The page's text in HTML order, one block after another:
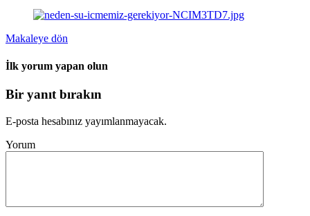
Makaleye dön
İlk yorum yapan olun
Bir yanıt bırakın
E-posta hesabınız yayımlanmayacak.
Yorum